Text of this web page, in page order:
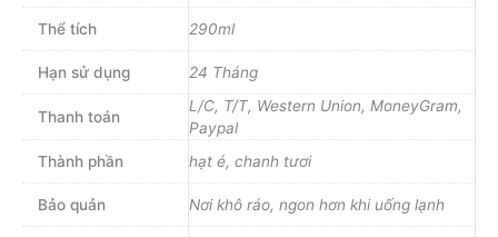
Thể tích 290ml
Hạn sử dụng 24 Tháng
Thanh toán
L/C, T/T, Western Union, MoneyGram,
Paypal
Thành phần
hạt é, chanh tươi
Bảo quản Nơi khô ráo, ngon hơn khi uống lạnh